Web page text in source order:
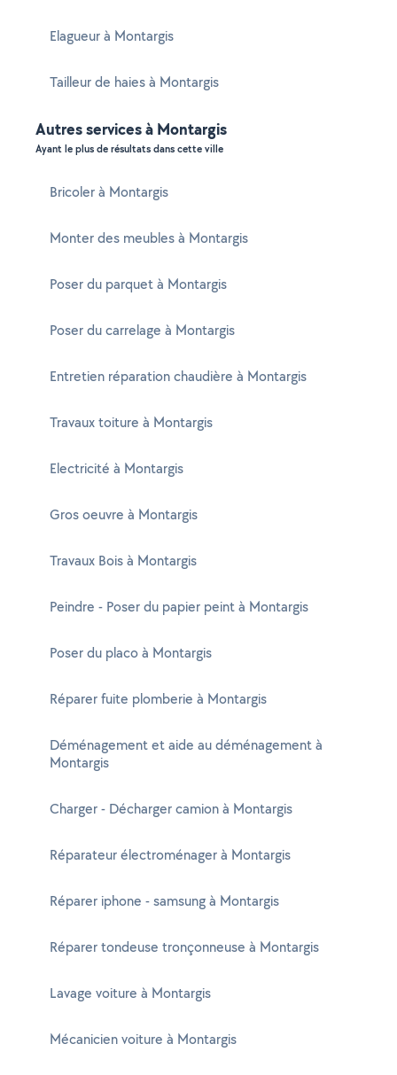
Elagueur à Montargis
Tailleur de haies à Montargis
Autres services à Montargis
Ayant le plus de résultats dans cette ville
Bricoler à Montargis
Monter des meubles à Montargis
Poser du parquet à Montargis
Poser du carrelage à Montargis
Entretien réparation chaudière à Montargis
Travaux toiture à Montargis
Electricité à Montargis
Gros oeuvre à Montargis
Travaux Bois à Montargis
Peindre - Poser du papier peint à Montargis
Poser du placo à Montargis
Réparer fuite plomberie à Montargis
Déménagement et aide au déménagement à
Montargis
Charger - Décharger camion à Montargis
Réparateur électroménager à Montargis
Réparer iphone - samsung à Montargis
Réparer tondeuse tronçonneuse à Montargis
Lavage voiture à Montargis
Mécanicien voiture à Montargis